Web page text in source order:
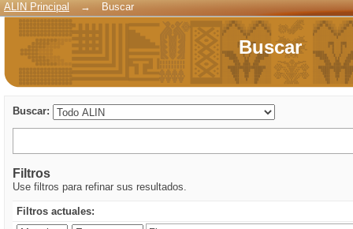
ALIN Principal → Buscar
Buscar
Buscar:
Filtros
Use filtros para refinar sus resultados.
Filtros actuales: